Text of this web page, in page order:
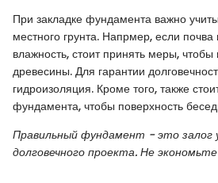
При закладке фундамента важно
местного грунта. Напрмер, если
влажность, стоит принять меры, чтобы
древесины. Для гарантии
гидроизоляция. Кроме того, также
фундамента, чтобы поверхность
Правильный фундамент - это залог
долговечного проекта. Не